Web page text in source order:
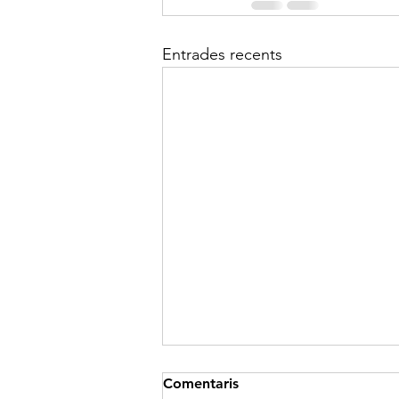
Entrades recents
La societat ‘‘HIGH’’
Comentaris